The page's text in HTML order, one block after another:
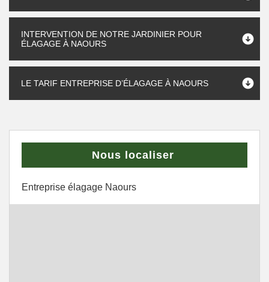
INTERVENTION DE NOTRE JARDINIER POUR
ÉLAGAGE À NAOURS
LE TARIF ENTREPRISE D’ÉLAGAGE À NAOURS
Nous localiser
Entreprise élagage Naours